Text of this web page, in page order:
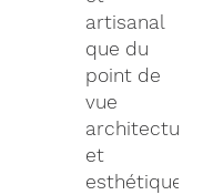
artisanal
que du
point de
vue
architectural
et
esthétique.